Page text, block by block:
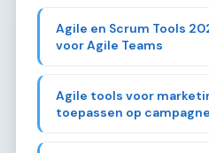
Agile en Scrum Tools
voor Agile Teams
Agile tools voor
toepassen op